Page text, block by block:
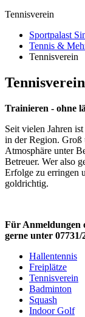
Tennisverein
Sportpalast
Tennis &
Tennisverein
Tennisverein
Trainieren - ohne
Seit vielen Jahren
in der Region.
Atmosphäre unter
Betreuer. Wer also
Erfolge zu erringen
goldrichtig.
Für Anmeldungen
gerne unter
Hallentennis
Freiplätze
Tennisverein
Badminton
Squash
Indoor Golf